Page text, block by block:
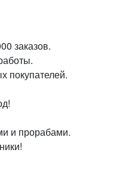
заказов.
покупателей.
и прорабами.